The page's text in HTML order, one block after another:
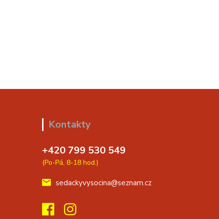
Kontakty
+420 799 530 549
(Po-Pá, 8-18 hod.)
sedackyvysocina@seznam.cz